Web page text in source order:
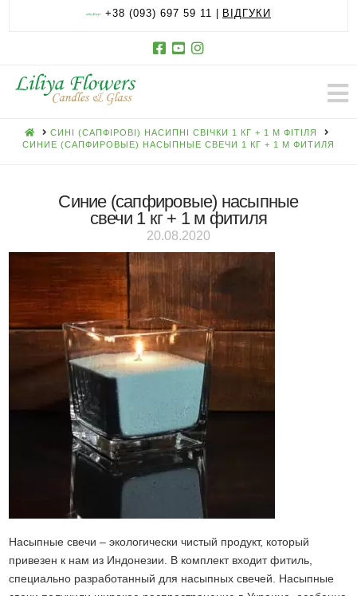
+38 (093) 697 59 11 | ВІДГУКИ
HOMEСИНІ (САПФІРОВІ) НАСИПНІ СВІЧКИ 1 КГ + 1 М ФІТІЛЯ
СИНИЕ (САПФИРОВЫЕ) НАСЫПНЫЕ СВЕЧИ 1 КГ + 1 М ФИТИЛЯ
Синие (сапфировые) насыпные
свечи 1 кг + 1 м фитиля
20.08.2020
Насыпные свечи – экологически чистый продукт, который
привезен к нам из Индонезии. В комплект входит фитиль,
специально разработанный для насыпных свечей. Насыпные